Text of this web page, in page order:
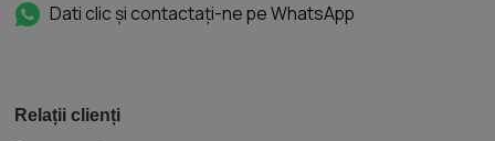
Dati clic și contactați-ne pe WhatsApp
Relații clienți